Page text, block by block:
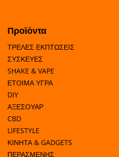
Προϊόντα
ΤΡΕΛΕΣ ΕΚΠΤΩΣΕΙΣ
ΣΥΣΚΕΥΕΣ
SHAKE & VAPE
ΕΤΟΙΜΑ ΥΓΡΑ
DIY
ΑΞΕΣΟΥΑΡ
CBD
LIFESTYLE
ΚΙΝΗΤΑ & GADGETS
ΠΕΡΑΣΜΕΝΗΣ